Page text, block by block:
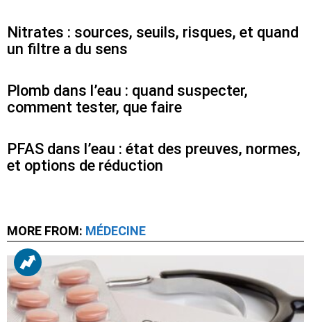
Nitrates : sources, seuils, risques, et quand
un filtre a du sens
Plomb dans l’eau : quand suspecter,
comment tester, que faire
PFAS dans l’eau : état des preuves, normes,
et options de réduction
MORE FROM: MÉDECINE